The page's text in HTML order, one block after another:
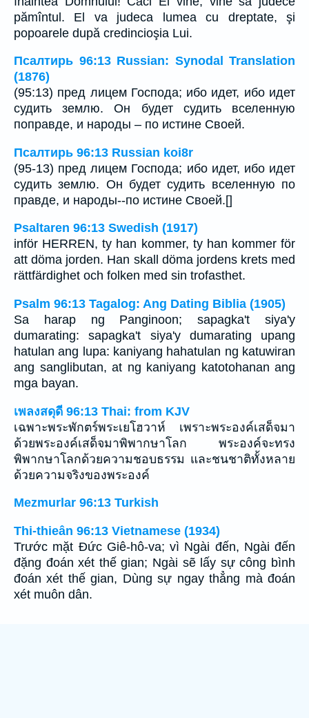
pămîntul. El va judeca lumea cu dreptate, şi
popoarele după credincioşia Lui.
Псалтирь 96:13 Russian: Synodal Translation
(1876)
(95:13) пред лицем Господа; ибо идет, ибо идет
судить землю. Он будет судить вселенную
поправде, и народы – по истине Своей.
Псалтирь 96:13 Russian koi8r
(95-13) пред лицем Господа; ибо идет, ибо идет
судить землю. Он будет судить вселенную по
правде, и народы--по истине Своей.[]
Psaltaren 96:13 Swedish (1917)
inför HERREN, ty han kommer, ty han kommer för
att döma jorden. Han skall döma jordens krets med
rättfärdighet och folken med sin trofasthet.
Psalm 96:13 Tagalog: Ang Dating Biblia (1905)
Sa harap ng Panginoon; sapagka't siya'y
dumarating: sapagka't siya'y dumarating upang
hatulan ang lupa: kaniyang hahatulan ng katuwiran
ang sanglibutan, at ng kaniyang katotohanan ang
mga bayan.
เพลงสดุดี 96:13 Thai: from KJV
เฉพาะพระพักตร์พระเยโฮวาห์ เพราะพระองค์เสด็จมา
ด้วยพระองค์เสด็จมาพิพากษาโลก พระองค์จะทรง
พิพากษาโลกด้วยความชอบธรรม และชนชาติทั้งหลาย
ด้วยความจริงของพระองค์
Mezmurlar 96:13 Turkish
Thi-thieân 96:13 Vietnamese (1934)
Trước mặt Ðức Giê-hô-va; vì Ngài đến, Ngài đến
đặng đoán xét thế gian; Ngài sẽ lấy sự công bình
đoán xét thế gian, Dùng sự ngay thẳng mà đoán
xét muôn dân.